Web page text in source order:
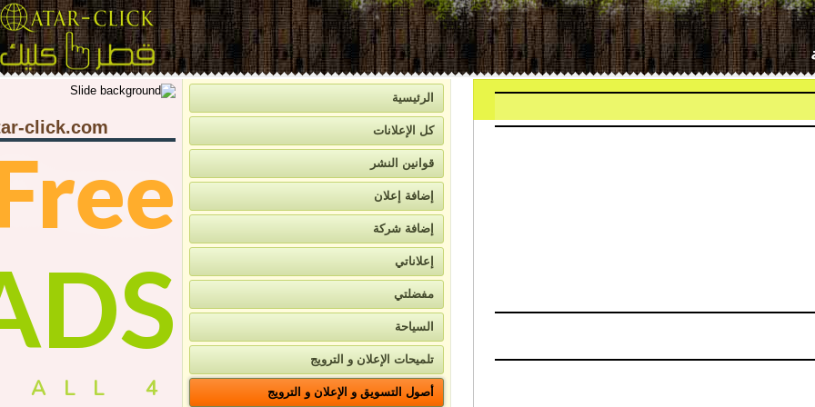
الرئيسية
كل الإعلانات
قوانين النشر
إضافة إعلان
إضافة شركة
إعلاناتي
مفضلتي
السياحة
تلميحات الإعلان و الترويج
أصول التسويق و الإعلان و الترويج
click.com
4 ALL